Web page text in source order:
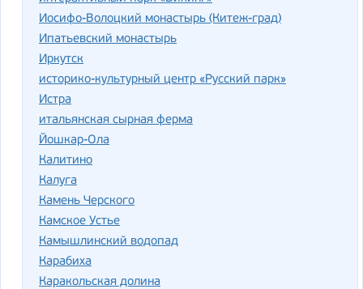
Иосифо-Волоцкий монастырь (Китеж-град)
Ипатьевский монастырь
Иркутск
историко-культурный центр «Русский парк»
Истра
итальянская сырная ферма
Йошкар-Ола
Калитино
Калуга
Камень Черского
Камское Устье
Камышлинский водопад
Карабиха
Каракольская долина